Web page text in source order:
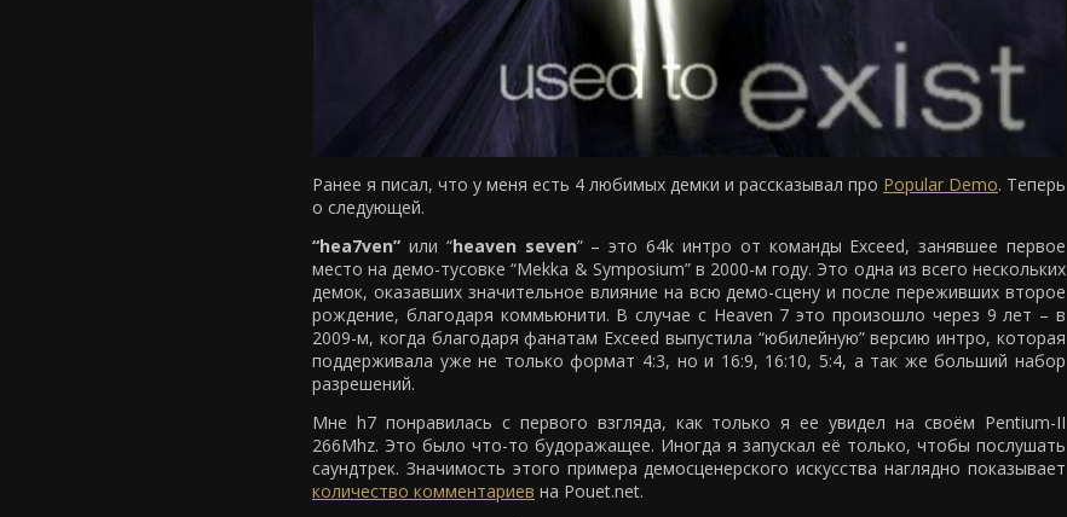
Ранее я писал, что у меня есть 4 любимых демки и рассказывал про Popular Demo. Теперь
о следующей.
“hea7ven” или “heaven seven” – это 64k интро от команды Exceed, занявшее первое
место на демо-тусовке “Mekka & Symposium” в 2000-м году. Это одна из всего нескольких
демок, оказавших значительное влияние на всю демо-сцену и после переживших второе
рождение, благодаря коммьюнити. В случае с Heaven 7 это произошло через 9 лет – в
2009-м, когда благодаря фанатам Exceed выпустила “юбилейную” версию интро, которая
поддерживала уже не только формат 4:3, но и 16:9, 16:10, 5:4, а так же больший набор
разрешений.
Мне h7 понравилась с первого взгляда, как только я ее увидел на своём Pentium-II
266Mhz. Это было что-то будоражащее. Иногда я запускал её только, чтобы послушать
саундтрек. Значимость этого примера демосценерского искусства наглядно показывает
количество комментариев на Pouet.net.